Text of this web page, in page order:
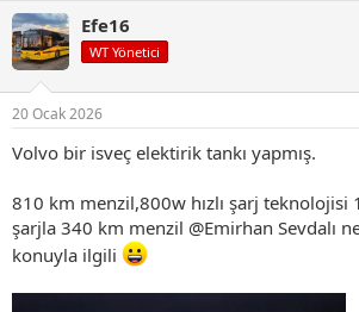
k
i
l
:
Efe16
WT Yönetici
20 Ocak 2026
Volvo bir isveç elektirik tankı yapmış.
810 km menzil,800w hızlı şarj teknolojisi
şarjla 340 km menzil @Emirhan Sevdalı
konuyla ilgili